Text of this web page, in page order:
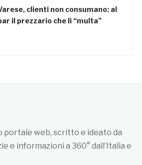
clienti non consumano: al
il prezzario che li “multa”
portale web, scritto e ideato da
e informazioni a 360° dall’Italia e